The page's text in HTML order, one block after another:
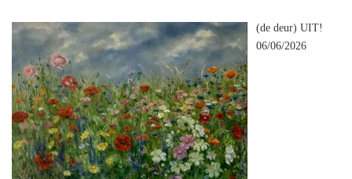
(de deur) UIT!
06/06/2026